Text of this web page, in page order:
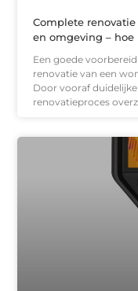
Complete
en omgeving – hoe
Een goede
renovatie van een
Door vooraf
renovatieproces